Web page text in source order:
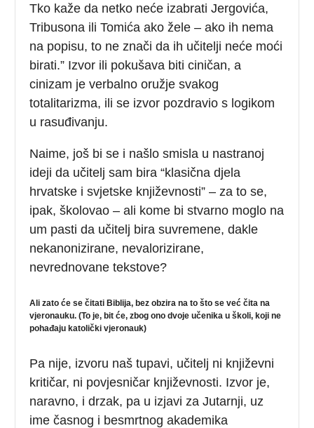
Tko kaže da netko neće izabrati Jergovića,
Tribusona ili Tomića ako žele – ako ih nema
na popisu, to ne znači da ih učitelji neće moći
birati.” Izvor ili pokušava biti ciničan, a
cinizam je verbalno oružje svakog
totalitarizma, ili se izvor pozdravio s logikom
u rasuđivanju.
Naime, još bi se i našlo smisla u nastranoj
ideji da učitelj sam bira “klasična djela
hrvatske i svjetske književnosti” – za to se,
ipak, školovao – ali kome bi stvarno moglo na
um pasti da učitelj bira suvremene, dakle
nekanonizirane, nevalorizirane,
nevrednovane tekstove?
Ali zato će se čitati Biblija, bez obzira na to što se već čita na
vjeronauku. (To je, bit će, zbog ono dvoje učenika u školi, koji ne
pohađaju katolički vjeronauk)
Pa nije, izvoru naš tupavi, učitelj ni književni
kritičar, ni povjesničar književnosti. Izvor je,
naravno, i drzak, pa u izjavi za Jutarnji, uz
ime časnog i besmrtnog akademika